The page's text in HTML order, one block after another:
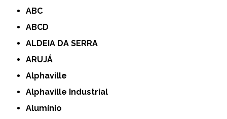
ABC
ABCD
ALDEIA DA SERRA
ARUJÁ
Alphaville
Alphaville Industrial
Alumínio